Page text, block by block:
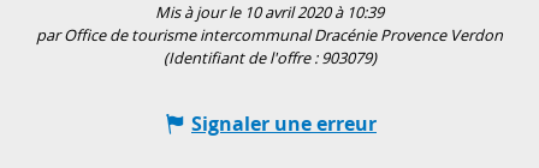
Mis à jour le 10 avril 2020 à 10:39
par Office de tourisme intercommunal Dracénie Provence Verdon
(Identifiant de l'offre :903079)
Signaler une erreur